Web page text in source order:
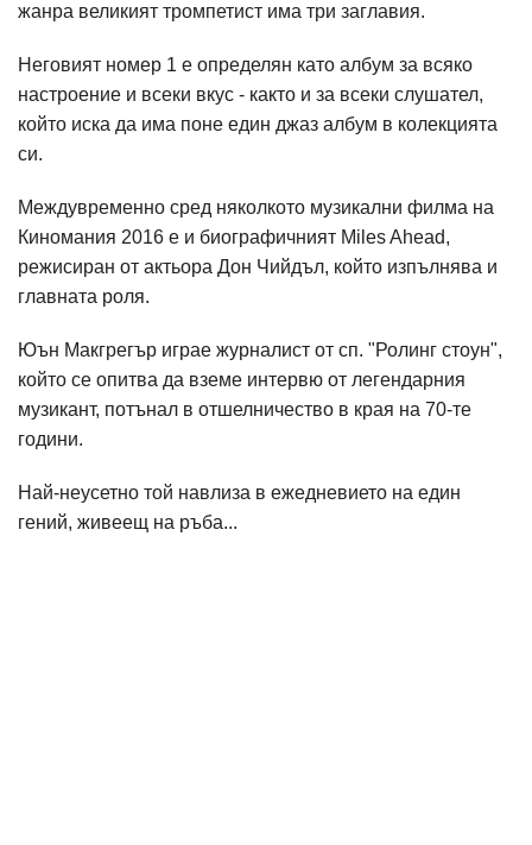
жанра великият тромпетист има три заглавия.
Неговият номер 1 е определян като албум за всяко
настроение и всеки вкус - както и за всеки слушател,
който иска да има поне един джаз албум в колекцията
си.
Междувременно сред няколкото музикални филма на
Киномания 2016 е и биографичният Miles Ahead,
режисиран от актьора Дон Чийдъл, който изпълнява и
главната роля.
Юън Макгрегър играе журналист от сп. "Ролинг стоун",
който се опитва да вземе интервю от легендарния
музикант, потънал в отшелничество в края на 70-те
години.
Най-неусетно той навлиза в ежедневието на един
гений, живеещ на ръба...